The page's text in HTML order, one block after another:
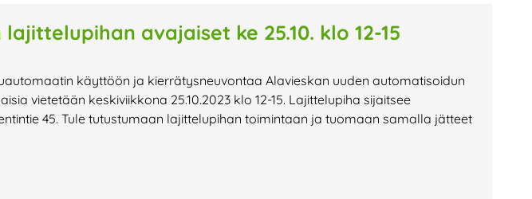
avajaiset ke 25.10. klo 12-15
käyttöön ja kierrätysneuvontaa Alavieskan uuden automatisoidun
vietetään keskiviikkona 25.10.2023 klo 12-15. Lajittelupiha sijaitsee
45. Tule tutustumaan lajittelupihan toimintaan ja tuomaan samalla jätteet